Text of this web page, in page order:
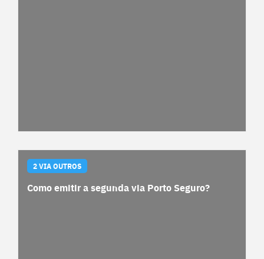
2 VIA OUTROS
Como emitir a segunda via Porto Seguro?